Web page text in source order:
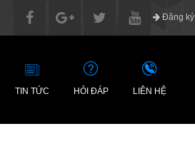
Đăng ký
TIN TỨC HỎI ĐÁP LIÊN HỆ